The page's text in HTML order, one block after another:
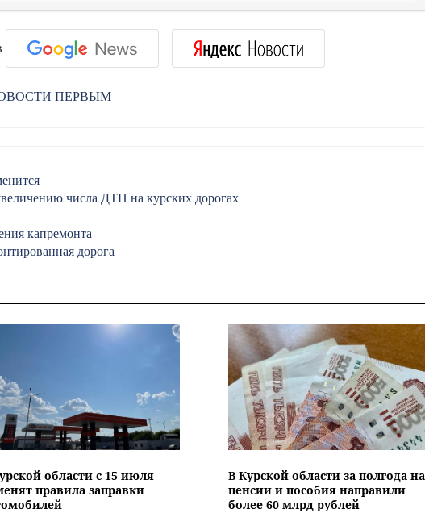
ПЕРВЫМ
числа ДТП на курских дорогах
капремонта
дорога
области с 15 июля
правила заправки
В Курской области за полгода на
пенсии и пособия направили
более 60 млрд рублей